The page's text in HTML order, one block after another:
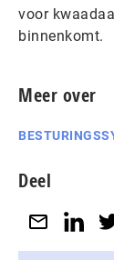
voor
binnenkomt.
Meer over
Deel